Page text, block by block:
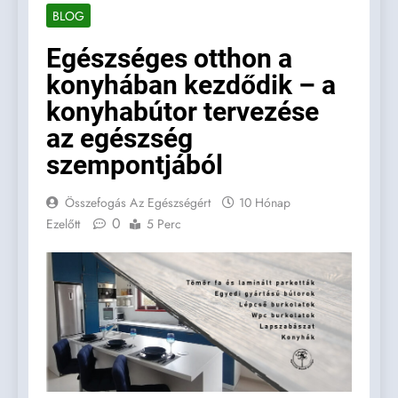
BLOG
Egészséges otthon a
konyhában kezdődik – a
konyhabútor tervezése
az egészség
szempontjából
Összefogás Az Egészségért
10 Hónap
Ezelőtt
0 5 Perc